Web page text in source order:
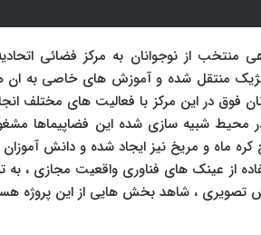
منتخب از نوجوانان به مرکز فضائی
منتقل شده و آموزش های خاصی به ان
فوق در این مرکز با فعالیت های مختلف
محیط شبیه سازی شده این فضاپیماها
ماه و مریخ نیز ایجاد شده و دانش آموزان
از عینک های فناوری واقعیت مجازی ،
تصویری ، شاهد بخش هایی از این پروژه